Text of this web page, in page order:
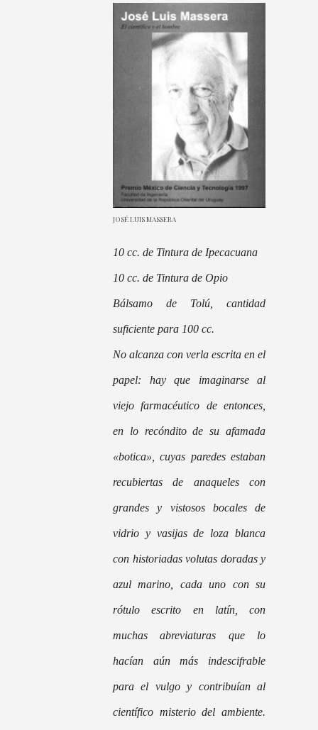
JOSÉ LUIS MASSERA
10 cc. de Tintura de Ipecacuana
10 cc. de Tintura de Opio
Bálsamo de Tolú, cantidad
suficiente para 100 cc.
No alcanza con verla escrita en el
papel: hay que imaginarse al
viejo farmacéutico de entonces,
en lo recóndito de su afamada
«botica», cuyas paredes estaban
recubiertas de anaqueles con
grandes y vistosos bocales de
vidrio y vasijas de loza blanca
con historiadas volutas doradas y
azul marino, cada uno con su
rótulo escrito en latín, con
muchas abreviaturas que lo
hacían aún más indescifrable
para el vulgo y contribuían al
científico misterio del ambiente.